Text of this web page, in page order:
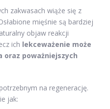
zakwasach wiąże się z
mięśnie są bardziej
objaw reakcji
ich lekceważenie może
oraz poważniejszych
na regenerację.
jak: